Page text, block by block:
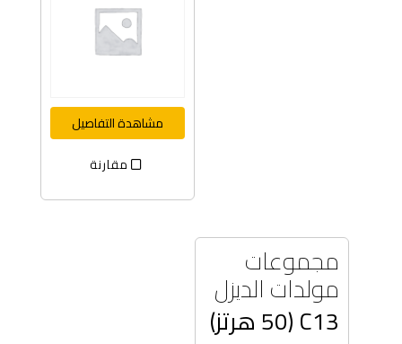
مشاهدة التفاصيل
مقارنة
مجموعات
مولدات الديزل
C13 (50 هرتز)